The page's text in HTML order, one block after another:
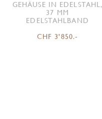
GEHÄUSE IN EDELSTAHL,
37 MM
EDELSTAHLBAND
CHF 3'850.-